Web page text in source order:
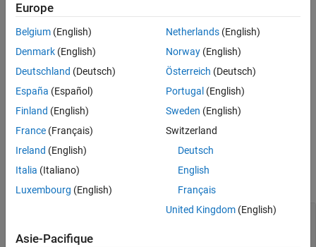
simModes
character vectors or strings identifying all simulation modes
associated with the
objects incvdg, an instantiation of the
cv.cvdatagroup
= allSimulationModes( modelName
returns a cell
array of character vectors or strings identifying all simulation
modes associated with the modelmodelNameincvdg
cv.cvdatagroup
Input Arguments
Class instance
Europe
Belgium (English)
Denmark (English)
Deutschland (Deutsch)
España (Español)
Finland (English)
France (Français)
Ireland (English)
Italia (Italiano)
Luxembourg (English)
Netherlands(English)
Norway(English)
Österreich (Deutsch)
Portugal (English)
Sweden (English)
Switzerland
Deutsch
English
Français
United Kingdom(English)
Asie-Pacifique